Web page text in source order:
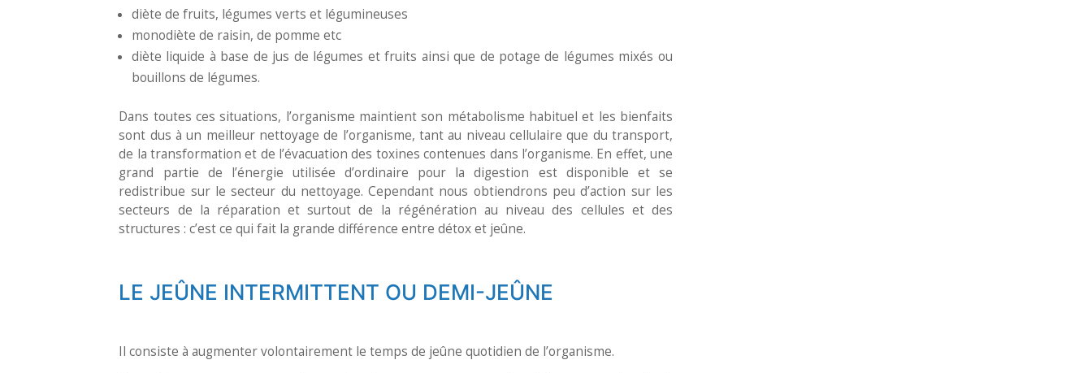
diète de fruits, légumes verts et légumineuses
monodiète de raisin, de pomme etc
diète liquide à base de jus de légumes et fruits ainsi que de potage de légumes mixés ou
bouillons de légumes.
Dans toutes ces situations, l’organisme maintient son métabolisme habituel et les bienfaits
sont dus à un meilleur nettoyage de l’organisme, tant au niveau cellulaire que du transport,
de la transformation et de l’évacuation des toxines contenues dans l’organisme. En effet, une
grand partie de l’énergie utilisée d’ordinaire pour la digestion est disponible et se
redistribue sur le secteur du nettoyage. Cependant nous obtiendrons peu d’action sur les
secteurs de la réparation et surtout de la régénération au niveau des cellules et des
structures : c’est ce qui fait la grande différence entre détox et jeûne.
LE JEÛNE INTERMITTENT OU DEMI-JEÛNE
Il consiste à augmenter volontairement le temps de jeûne quotidien de l’organisme.